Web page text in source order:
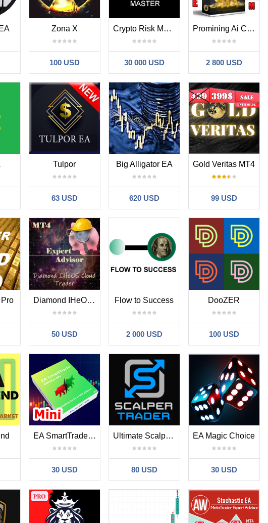
Zona X
100 USD
Crypto Risk Master
30 000 USD
Promining Ai Currency
2 800 USD
Tulpor
63 USD
Big Alligator EA
620 USD
Gold Veritas MT4
99 USD
Diamond IHeOS Trader
50 USD
Flow to Success
2 000 USD
DooZER
100 USD
EA SmartTrade Mini
30 USD
Ultimate Scalper EA
80 USD
EA Magic Choice
30 USD